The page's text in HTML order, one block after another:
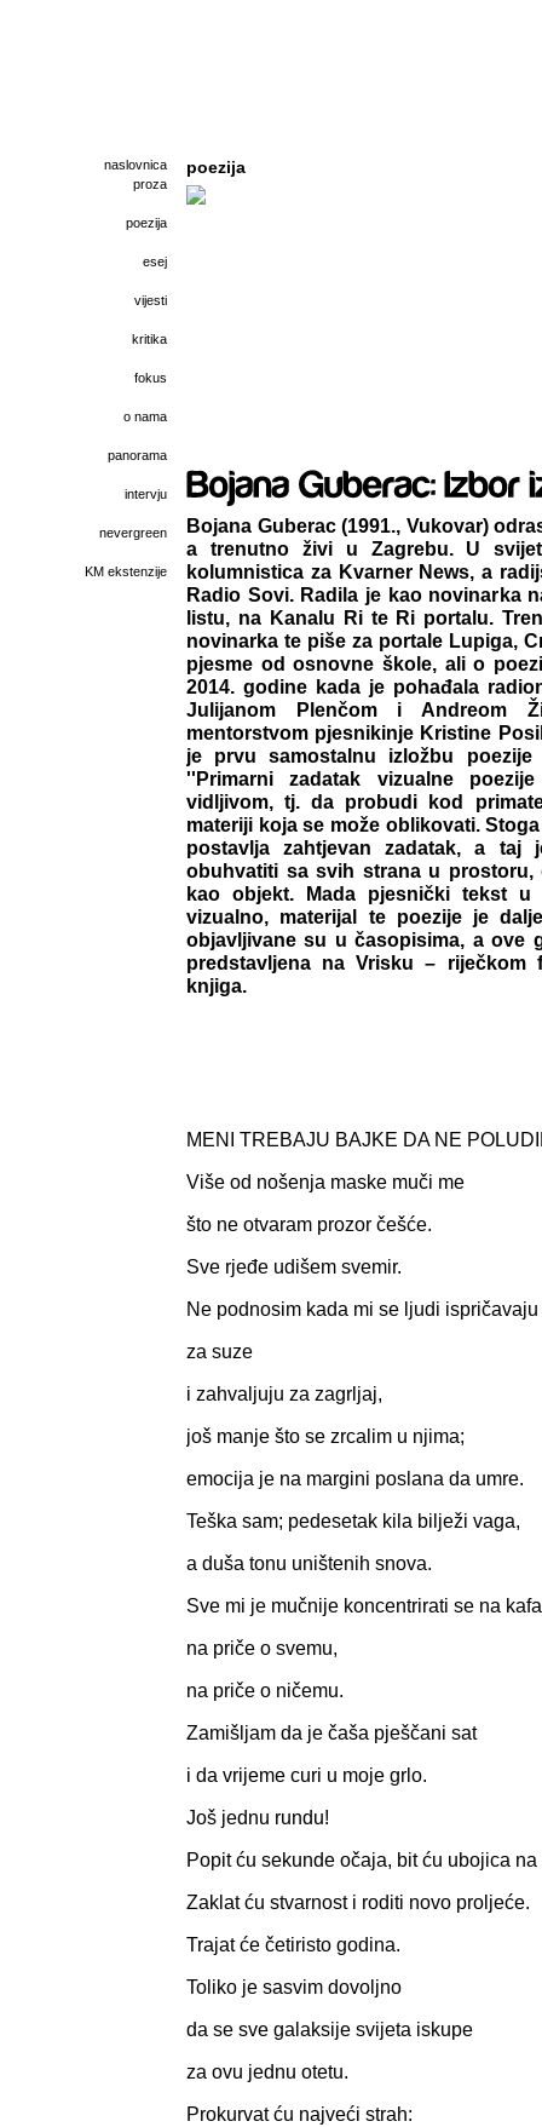
naslovnica
proza
poezija
esej
vijesti
kritika
fokus
o nama
panorama
intervju
nevergreen
KM ekstenzije
poezija
Bojana Guberac (1991., Vukovar)
a trenutno živi u Zagrebu. U
kolumnistica za Kvarner News, a
Radio Sovi. Radila je kao novinarka
listu, na Kanalu Ri te Ri portalu.
novinarka te piše za portale Lupiga,
pjesme od osnovne škole, ali o
2014. godine kada je pohađala
Julijanom Plenčom i Andreom
mentorstvom pjesnikinje Kristine
je prvu samostalnu izložbu
''Primarni zadatak vizualne
vidljivom, tj. da probudi kod
materiji koja se može oblikovati.
postavlja zahtjevan zadatak, a taj
obuhvatiti sa svih strana u
kao objekt. Mada pjesnički tekst u
vizualno, materijal te poezije je
objavljivane su u časopisima, a ove
predstavljena na Vrisku – riječkom
knjiga.
MENI TREBAJU BAJKE DA NE
Više od nošenja maske muči me
što ne otvaram prozor češće.
Sve rjeđe udišem svemir.
Ne podnosim kada mi se ljudi ispričavaju
za suze
i zahvaljuju za zagrljaj,
još manje što se zrcalim u njima;
emocija je na margini poslana da umre.
Teška sam; pedesetak kila bilježi vaga,
a duša tonu uništenih snova.
Sve mi je mučnije koncentrirati se na
na priče o svemu,
na priče o ničemu.
Zamišljam da je čaša pješčani sat
i da vrijeme curi u moje grlo.
Još jednu rundu!
Popit ću sekunde očaja, bit ću ubojica na
Zaklat ću stvarnost i roditi novo proljeće.
Trajat će četiristo godina.
Toliko je sasvim dovoljno
da se sve galaksije svijeta iskupe
za ovu jednu otetu.
Prokurvat ću najveći strah: